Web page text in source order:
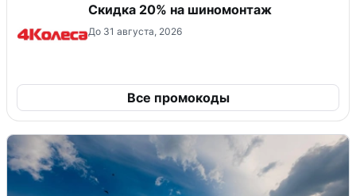
Скидка 20% на шиномонтаж
До 31 августа, 2026
Все промокоды